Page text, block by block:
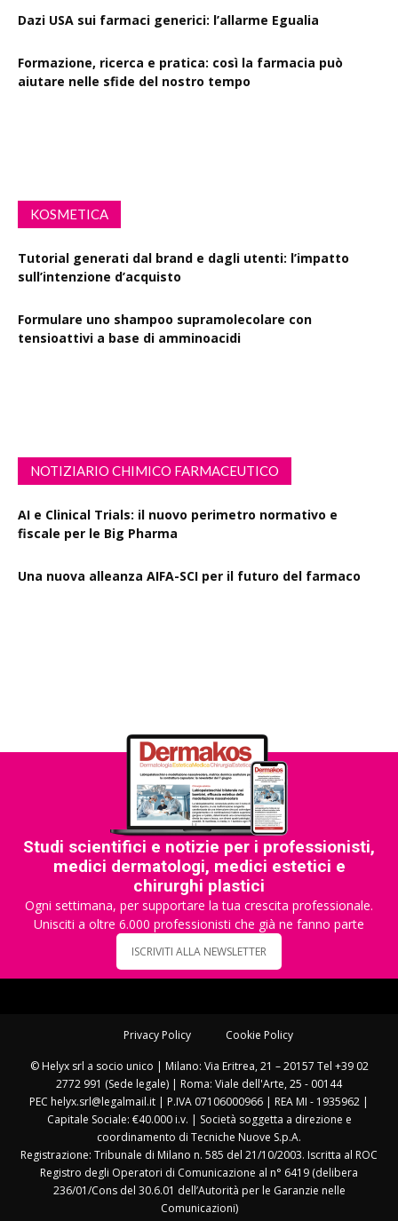
Dazi USA sui farmaci generici: l’allarme Egualia
Formazione, ricerca e pratica: così la farmacia può
aiutare nelle sfide del nostro tempo
KOSMETICA
Tutorial generati dal brand e dagli utenti: l’impatto
sull’intenzione d’acquisto
Formulare uno shampoo supramolecolare con
tensioattivi a base di amminoacidi
NOTIZIARIO CHIMICO FARMACEUTICO
AI e Clinical Trials: il nuovo perimetro normativo e
fiscale per le Big Pharma
Una nuova alleanza AIFA-SCI per il futuro del farmaco
Studi scientifici e notizie per i professionisti,
medici dermatologi, medici estetici e
chirurghi plastici
Ogni settimana, per supportare la tua crescita professionale.
Unisciti a oltre 6.000 professionisti che già ne fanno parte
ISCRIVITI ALLA NEWSLETTER
Privacy Policy Cookie Policy
© Helyx srl a socio unico | Milano: Via Eritrea, 21 – 20157 Tel +39 02
2772 991 (Sede legale) | Roma: Viale dell'Arte, 25 - 00144
PEC helyx.srl@legalmail.it | P.IVA 07106000966 | REA MI - 1935962 |
Capitale Sociale: €40.000 i.v. | Società soggetta a direzione e
coordinamento di Tecniche Nuove S.p.A.
Registrazione: Tribunale di Milano n. 585 del 21/10/2003. Iscritta al ROC
Registro degli Operatori di Comunicazione al n° 6419 (delibera
236/01/Cons del 30.6.01 dell’Autorità per le Garanzie nelle
Comunicazioni)